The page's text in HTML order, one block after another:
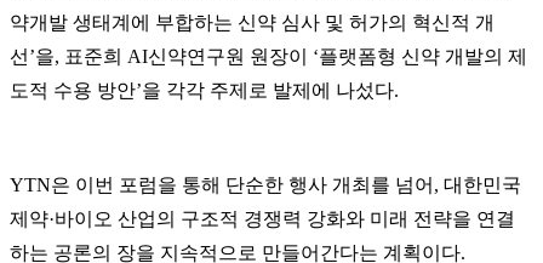
약개발 생태계에 부합하는 신약 심사 및 허가의 혁신적 개
선’을, 표준희 AI신약연구원 원장이 ‘플랫폼형 신약 개발의 제
도적 수용 방안’을 각각 주제로 발제에 나섰다.
YTN은 이번 포럼을 통해 단순한 행사 개최를 넘어, 대한민국
제약·바이오 산업의 구조적 경쟁력 강화와 미래 전략을 연결
하는 공론의 장을 지속적으로 만들어간다는 계획이다.